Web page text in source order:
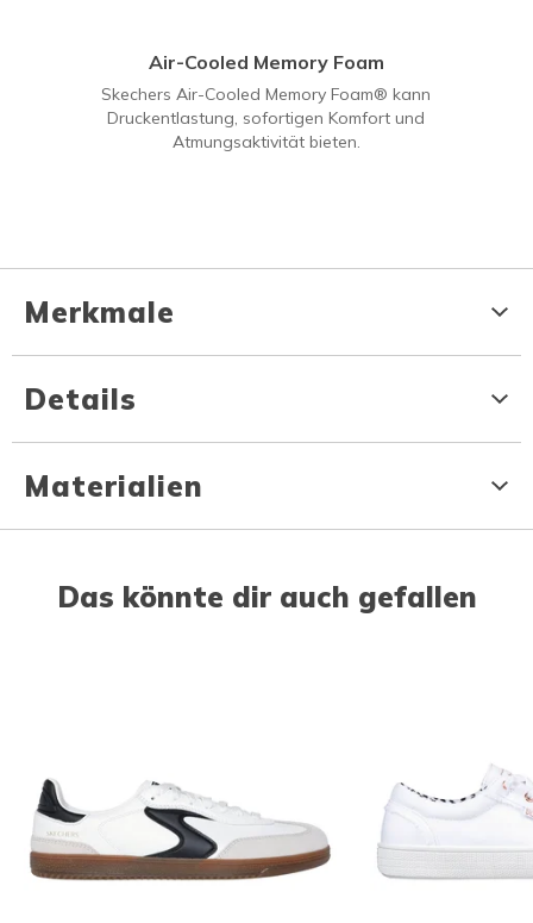
Air-Cooled Memory Foam
Skechers Air-Cooled Memory Foam® kann
Druckentlastung, sofortigen Komfort und
Atmungsaktivität bieten.
Merkmale
Details
Materialien
Das könnte dir auch gefallen